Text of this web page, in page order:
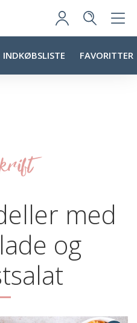
INDKØBSLISTE FAVORITTER
med
og